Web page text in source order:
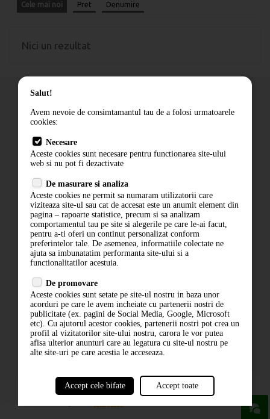
Cele mai noi Pret Denumire
Nici un rezultat
Cum comand
Livrare
Contact
Politica de confidentialitate
ANPC
ABONARE LA NEWSLETTER
ABONARE
Salut!
Avem nevoie de consimtamantul tau de a folosi urmatoarele
cookies:
Necesare
Aceste cookies sunt necesare pentru functionarea site-ului
web si nu pot fi dezactivate
De masurare si analiza
Aceste cookies ne permit sa numaram utilizatorii care
viziteaza site-ul sau cat de accesat este un anumit element din
pagina – rapoarte statistice, precum si sa analizam
comportamentul tau pe site si alegerile pe care le-ai facut,
pentru a-ti oferi un continut personalizat conform
preferintelor tale. De asemenea, informatiile colectate ne
ajuta sa imbunatatim performanta site-ului si a
functionalitatilor acestuia.
De promovare
Aceste cookies sunt setate pe site-ul nostru in baza unor
acorduri pe care le avem incheiate cu partenerii nostri de
publicitate (ex. pagini de Social Media, Google, Microsoft
etc). Cu ajutorul acestor cookies, partenerii nostri pot crea un
profil al vizitatorilor site-ului nostru, carora le vor putea
afisa ulterior anunturi care au legatura cu site-ul nostru pe
alte site-uri pe care acestia le acceseaza.
Accept cele bifate Accept toate